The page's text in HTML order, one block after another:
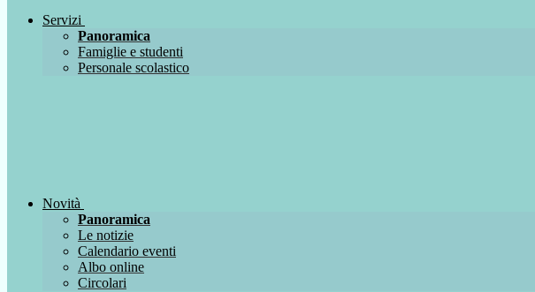
Servizi
Panoramica
Famiglie e studenti
Personale scolastico
Novità
Panoramica
Le notizie
Calendario eventi
Albo online
Circolari